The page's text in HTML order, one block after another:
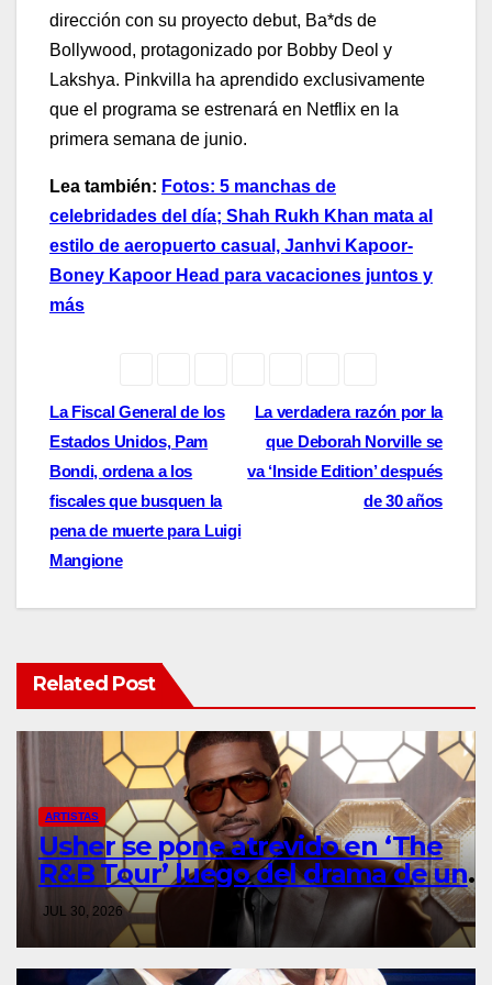
dirección con su proyecto debut, Ba*ds de
Bollywood, protagonizado por Bobby Deol y
Lakshya. Pinkvilla ha aprendido exclusivamente
que el programa se estrenará en Netflix en la
primera semana de junio.
Lea también: Fotos: 5 manchas de
celebridades del día; Shah Rukh Khan mata al
estilo de aeropuerto casual, Janhvi Kapoor-
Boney Kapoor Head para vacaciones juntos y
más
Post
navigation
La verdadera razón por la
que Deborah Norville se
va ‘Inside Edition’ después
de 30 años
La Fiscal General de los
Estados Unidos, Pam
Bondi, ordena a los
fiscales que busquen la
pena de muerte para Luigi
Mangione
Related Post
ARTISTAS
Usher se pone atrevido en ‘The
R&B Tour’ luego del drama de un
fan
JUL 30, 2026